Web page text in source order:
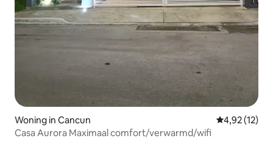
Woning in Cancun Gemiddelde
4,92 (12)
Casa Aurora Maximaal comfort/verwarmd/wifi